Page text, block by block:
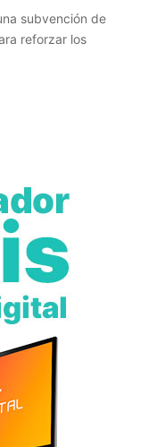
subvención de
reforzar los